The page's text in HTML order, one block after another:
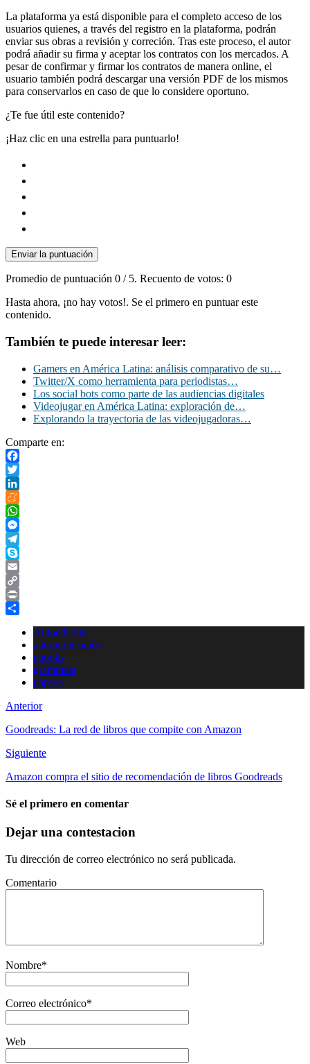
La plataforma ya está disponible para el completo acceso de los
usuarios quienes, a través del registro en la plataforma, podrán
enviar sus obras a revisión y correción. Tras este proceso, el autor
podrá añadir su firma y aceptar los contratos con los mercados. A
pesar de confirmar y firmar los contratos de manera online, el
usuario también podrá descargar una versión PDF de los mismos
para conservarlos en caso de que lo considere oportuno.
¿Te fue útil este contenido?
¡Haz clic en una estrella para puntuarlo!
Enviar la puntuación
Promedio de puntuación 0 / 5. Recuento de votos: 0
Hasta ahora, ¡no hay votos!. Se el primero en puntuar este
contenido.
También te puede interesar leer:
Gamers en América Latina: análisis comparativo de su…
Twitter/X como herramienta para periodistas…
Los social bots como parte de las audiencias digitales
Videojugar en América Latina: exploración de…
Explorando la trayectoria de las videojugadoras…
Comparte en:
Facebook
Twitter
LinkedIn
Meneame
WhatsApp
Messenger
Telegram
Skype
Email
Copy
Link
Print
Autoedición
autopublicación
ebooks
grammata
papyre
Anterior
Goodreads: La red de libros que compite con Amazon
Siguiente
Amazon compra el sitio de recomendación de libros Goodreads
Sé el primero en comentar
Dejar una contestacion
Tu dirección de correo electrónico no será publicada.
Comentario
Nombre*
Correo electrónico*
Web